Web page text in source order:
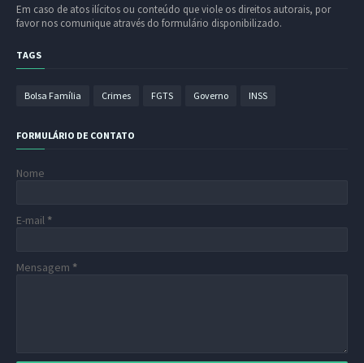
Em caso de atos ilícitos ou conteúdo que viole os direitos autorais, por
favor nos comunique através do formulário disponibilizado.
TAGS
Bolsa Família Crimes FGTS Governo INSS
FORMULÁRIO DE CONTATO
Nome
E-mail *
Mensagem *